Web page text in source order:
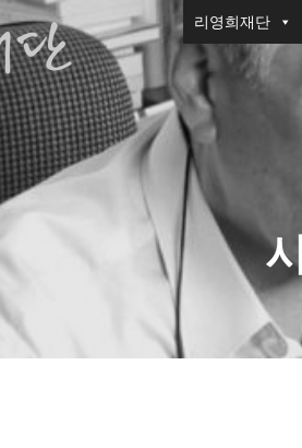
리영희재단